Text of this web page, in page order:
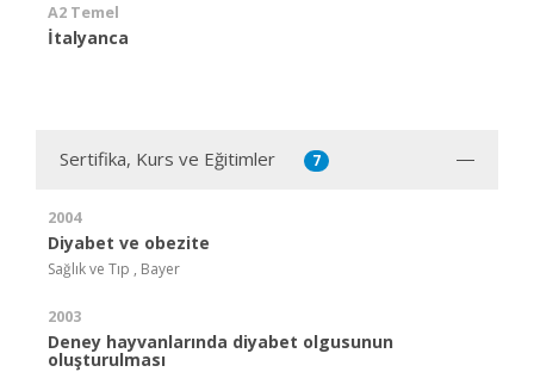
A2 Temel
İtalyanca
Sertifika, Kurs ve Eğitimler 7
2004
Diyabet ve obezite
Sağlık ve Tıp , Bayer
2003
Deney hayvanlarında diyabet olgusunun
oluşturulması